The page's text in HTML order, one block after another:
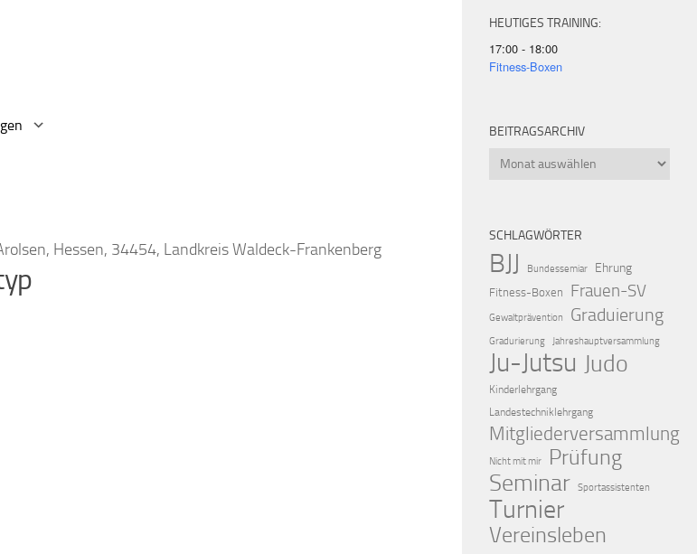
Hessen, 34454, Landkreis Waldeck-Frankenberg
HEUTIGES TRAINING:
17:00 - 18:00
Fitness-Boxen
BEITRAGSARCHIV
Beitragsarchiv
SCHLAGWÖRTER
BJJ Bundessemiar Ehrung
Fitness-Boxen Frauen-SV
Gewaltprävention Graduierung
Gradurierung Jahreshauptversammlung
Ju-Jutsu Judo
Kinderlehrgang
Landestechniklehrgang
Mitgliederversammlung
Nicht mit mir Prüfung
Seminar Sportassistenten
Turnier
Vereinsleben